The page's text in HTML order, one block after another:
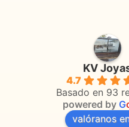
KV
4.7
Basado en 93
powered by G
valóranos
Adriana
hace 3 meses
Muy buena atención,
orientaciones